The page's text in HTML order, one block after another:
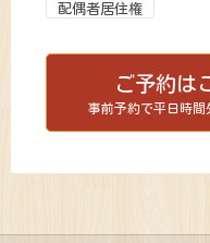
配偶者居住権
ご予約は
事前予約で平日時間